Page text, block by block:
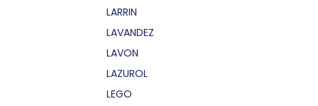
LARRIN
LAVANDEZ
LAVON
LAZUROL
LEGO